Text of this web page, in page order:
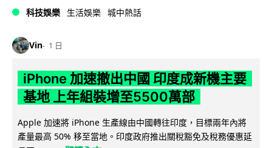
科技娛樂 生活娛樂 城中熱話
Vin 1 日
iPhone 加速撤出中國 印度成新機主要
基地 上年組裝增至5500萬部
Apple 加速將 iPhone 生產線由中國轉往印度，目標兩年內將
產量最高 50% 移至當地。印度政府推出關稅豁免及稅務優惠延